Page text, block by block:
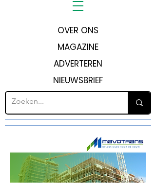
OVER ONS
MAGAZINE
ADVERTEREN
NIEUWSBRIEF